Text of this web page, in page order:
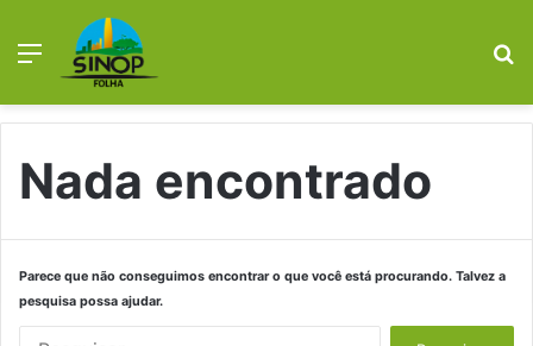
Menu
Nada encontrado
Parece que não conseguimos encontrar o que você está procurando. Talvez a
pesquisa possa ajudar.